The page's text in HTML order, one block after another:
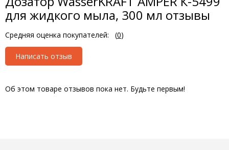
для жидкого мыла, 300 мл отзывы
Средняя оценка покупателей: (0)
Написать отзыв
Об этом товаре отзывов пока нет. Будьте первым!